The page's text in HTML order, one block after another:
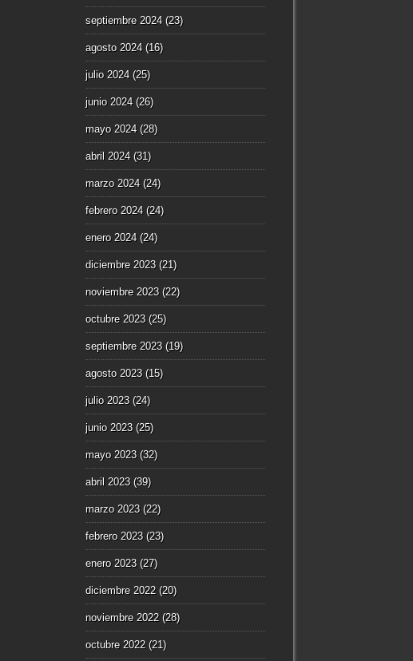
septiembre 2024(23)
agosto 2024(16)
julio 2024(25)
junio 2024(26)
mayo 2024(28)
abril 2024(31)
marzo 2024(24)
febrero 2024(24)
enero 2024(24)
diciembre 2023(21)
noviembre 2023(22)
octubre 2023(25)
septiembre 2023(19)
agosto 2023(15)
julio 2023(24)
junio 2023(25)
mayo 2023(32)
abril 2023(39)
marzo 2023(22)
febrero 2023(23)
enero 2023(27)
diciembre 2022 (20)
noviembre 2022 (28)
octubre 2022 (21)